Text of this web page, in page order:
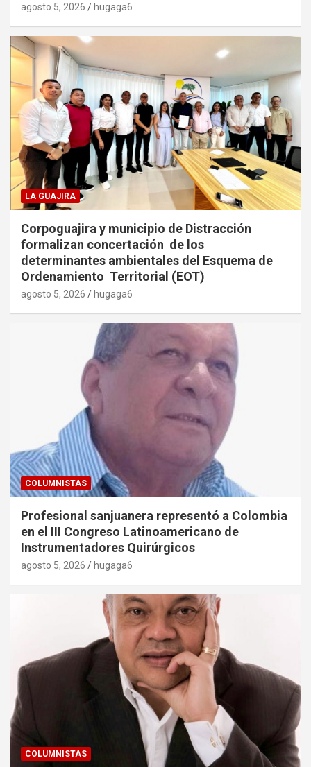
agosto 5, 2026 hugaga6
LA GUAJIRA
Corpoguajira y municipio de Distracción
formalizan concertación de los
determinantes ambientales del Esquema de
Ordenamiento Territorial (EOT)
agosto 5, 2026 hugaga6
COLUMNISTAS
Profesional sanjuanera representó a Colombia
en el III Congreso Latinoamericano de
Instrumentadores Quirúrgicos
agosto 5, 2026 hugaga6
COLUMNISTAS